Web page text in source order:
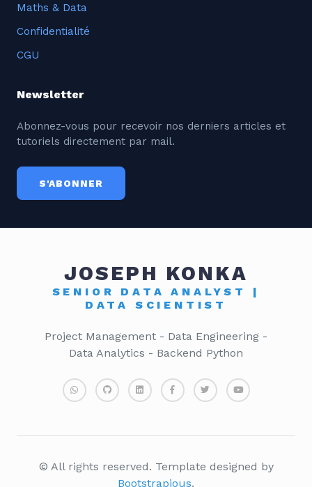
Maths & Data
Confidentialité
CGU
Newsletter
Abonnez-vous pour recevoir nos derniers articles et
tutoriels directement par mail.
S'ABONNER
JOSEPH KONKA
SENIOR DATA ANALYST |
DATA SCIENTIST
Project Management - Data Engineering -
Data Analytics - Backend Python
© All rights reserved. Template designed by
Bootstrapious.